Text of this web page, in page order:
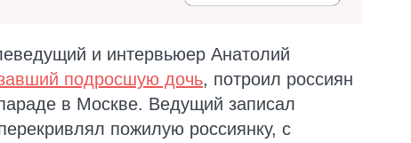
и интервьюер Анатолий
подросшую дочь, потроил россиян
в Москве. Ведущий записал
пожилую россиянку, с